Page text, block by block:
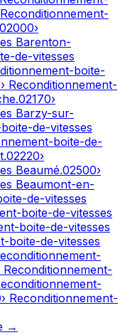
Reconditionnement-
02000›
Barenton-
de-vitesses
boite-
› Reconditionnement-
.02170›
Barzy-sur-
de-vitesses
boite-de-
.02220›
Beaumé.02500›
Beaumont-en-
de-vitesses
boite-de-vitesses
boite-de-vitesses
boite-de-vitesses
Reconditionnement-
› Reconditionnement-
→